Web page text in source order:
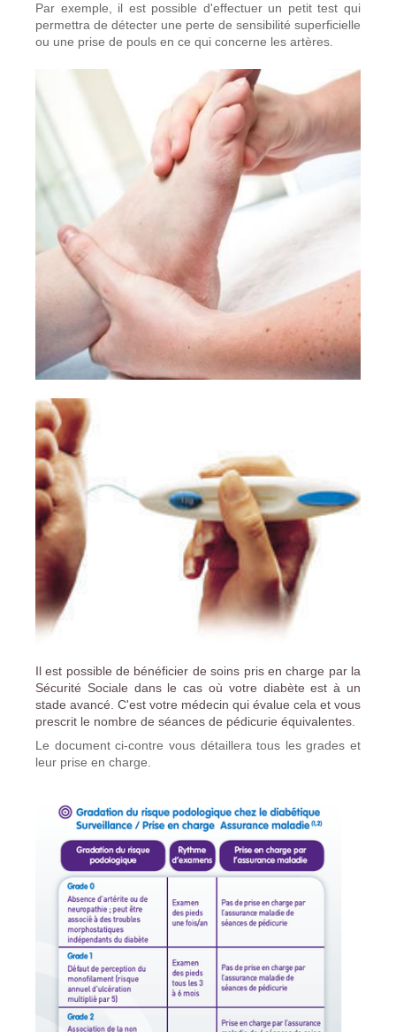
Par exemple, il est possible d'effectuer un petit test qui
permettra de détecter une perte de sensibilité superficielle
ou une prise de pouls en ce qui concerne les artères.
Il est possible de bénéficier de soins pris en charge par la
Sécurité Sociale dans le cas où votre diabète est à un
stade avancé. C'est votre médecin qui évalue cela et vous
prescrit le nombre de séances de pédicurie équivalentes.
Le document ci-contre vous détaillera tous les grades et
leur prise en charge.